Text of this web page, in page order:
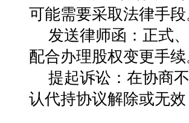
可能需要采取法律手段
发送律师函：正式
配合办理股权变更手续
提起诉讼：在协商
认代持协议解除或无